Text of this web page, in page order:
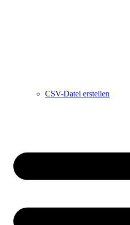
CSV-Datei erstellen